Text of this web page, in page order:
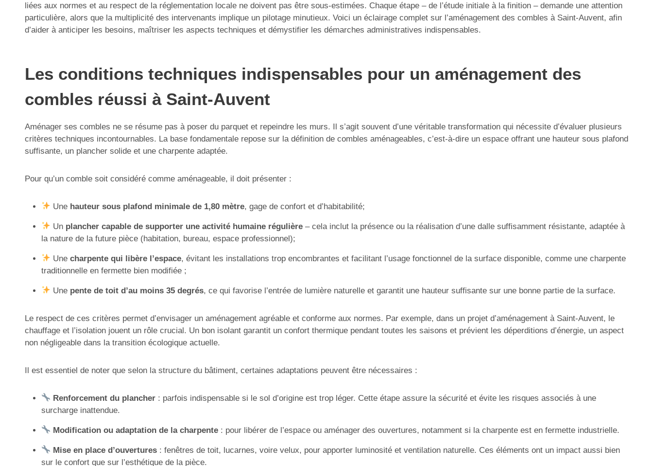
liées aux normes et au respect de la réglementation locale ne doivent pas être sous-estimées. Chaque étape – de l’étude initiale à la finition – demande une attention
particulière, alors que la multiplicité des intervenants implique un pilotage minutieux. Voici un éclairage complet sur l’aménagement des combles à Saint-Auvent, afin
d’aider à anticiper les besoins, maîtriser les aspects techniques et démystifier les démarches administratives indispensables.
Les conditions techniques indispensables pour un aménagement des
combles réussi à Saint-Auvent
Aménager ses combles ne se résume pas à poser du parquet et repeindre les murs. Il s’agit souvent d’une véritable transformation qui nécessite d’évaluer plusieurs
critères techniques incontournables. La base fondamentale repose sur la définition de combles aménageables, c’est-à-dire un espace offrant une hauteur sous plafond
suffisante, un plancher solide et une charpente adaptée.
Pour qu’un comble soit considéré comme aménageable, il doit présenter :
Une hauteur sous plafond minimale de 1,80 mètre, gage de confort et d’habitabilité;
Un plancher capable de supporter une activité humaine régulière – cela inclut la présence ou la réalisation d’une dalle suffisamment résistante, adaptée à
la nature de la future pièce (habitation, bureau, espace professionnel);
Unecharpente qui libère l’espace, évitant les installations trop encombrantes et facilitant l’usage fonctionnel de la surface disponible, comme une charpente
traditionnelle en fermette bien modifiée ;
Une pente de toit d’au moins 35 degrés, ce qui favorise l’entrée de lumière naturelle et garantit une hauteur suffisante sur une bonne partie de la surface.
Le respect de ces critères permet d’envisager un aménagement agréable et conforme aux normes. Par exemple, dans un projet d’aménagement à Saint-Auvent, le
chauffage et l’isolation jouent un rôle crucial. Un bon isolant garantit un confort thermique pendant toutes les saisons et prévient les déperditions d’énergie, un aspect
non négligeable dans la transition écologique actuelle.
Il est essentiel de noter que selon la structure du bâtiment, certaines adaptations peuvent être nécessaires :
Renforcement du plancher : parfois indispensable si le sol d’origine est trop léger. Cette étape assure la sécurité et évite les risques associés à une
surcharge inattendue.
Modification ou adaptation de la charpente : pour libérer de l’espace ou aménager des ouvertures, notamment si la charpente est en fermette industrielle.
Mise en place d’ouvertures : fenêtres de toit, lucarnes, voire velux, pour apporter luminosité et ventilation naturelle. Ces éléments ont un impact aussi bien
sur le confort que sur l’esthétique de la pièce.